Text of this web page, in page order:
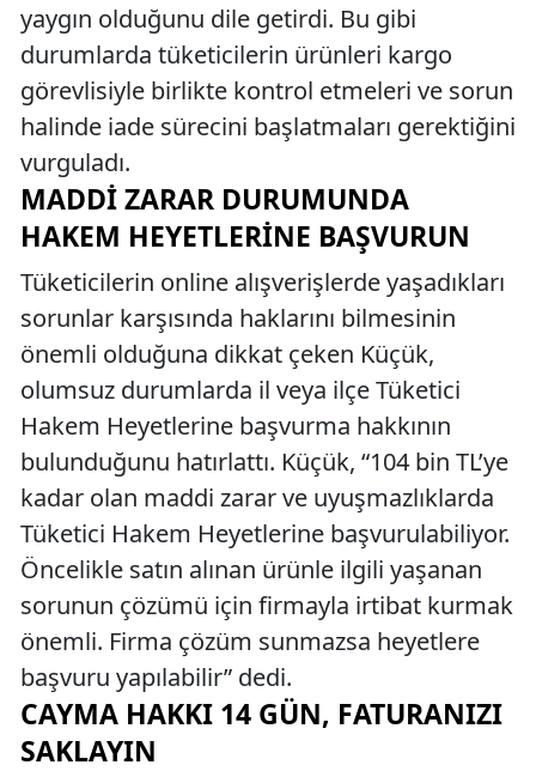
yaygın olduğunu dile getirdi. Bu gibi
durumlarda tüketicilerin ürünleri kargo
görevlisiyle birlikte kontrol etmeleri ve sorun
halinde iade sürecini başlatmaları gerektiğini
vurguladı.
MADDI ZARAR DURUMUNDA
HAKEM HEYETLERINE BAŞVURUN
Tüketicilerin online alışverişlerde yaşadıkları
sorunlar karşısında haklarını bilmesinin
önemli olduğuna dikkat çeken Küçük,
olumsuz durumlarda il veya ilçe Tüketici
Hakem Heyetlerine başvurma hakkının
bulunduğunu hatırlattı. Küçük, “104 bin TL’ye
kadar olan maddi zarar ve uyuşmazlıklarda
Tüketici Hakem Heyetlerine başvurulabiliyor.
Öncelikle satın alınan ürünle ilgili yaşanan
sorunun çözümü için firmayla irtibat kurmak
önemli. Firma çözüm sunmazsa heyetlere
başvuru yapılabilir” dedi.
CAYMA HAKKI 14 GÜN, FATURANIZI
SAKLAYIN